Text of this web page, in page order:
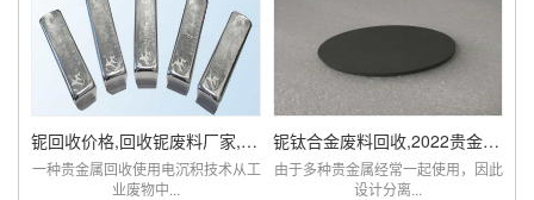
铌回收价格,回收铌废料厂家,铌现在多少钱一克
一种贵金属回收使用电沉积技术从工
业废物中...
铌钛合金废料回收,2022贵金属铌市场价格查询
由于多种贵金属经常一起使用，因此
设计分离...